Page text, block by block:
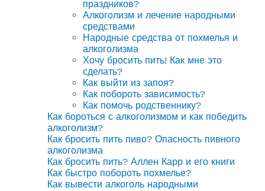
праздников?
Алкоголизм и лечение народными
средствами
Народные средства от похмелья и
алкоголизма
Хочу бросить пить! Как мне это
сделать?
Как выйти из запоя?
Как побороть зависимость?
Как помочь родственнику?
Как бороться с алкоголизмом и как победить
алкоголизм?
Как бросить пить пиво? Опасность пивного
алкоголизма
Как бросить пить? Аллен Карр и его книги
Как быстро побороть похмелье?
Как вывести алкоголь народными